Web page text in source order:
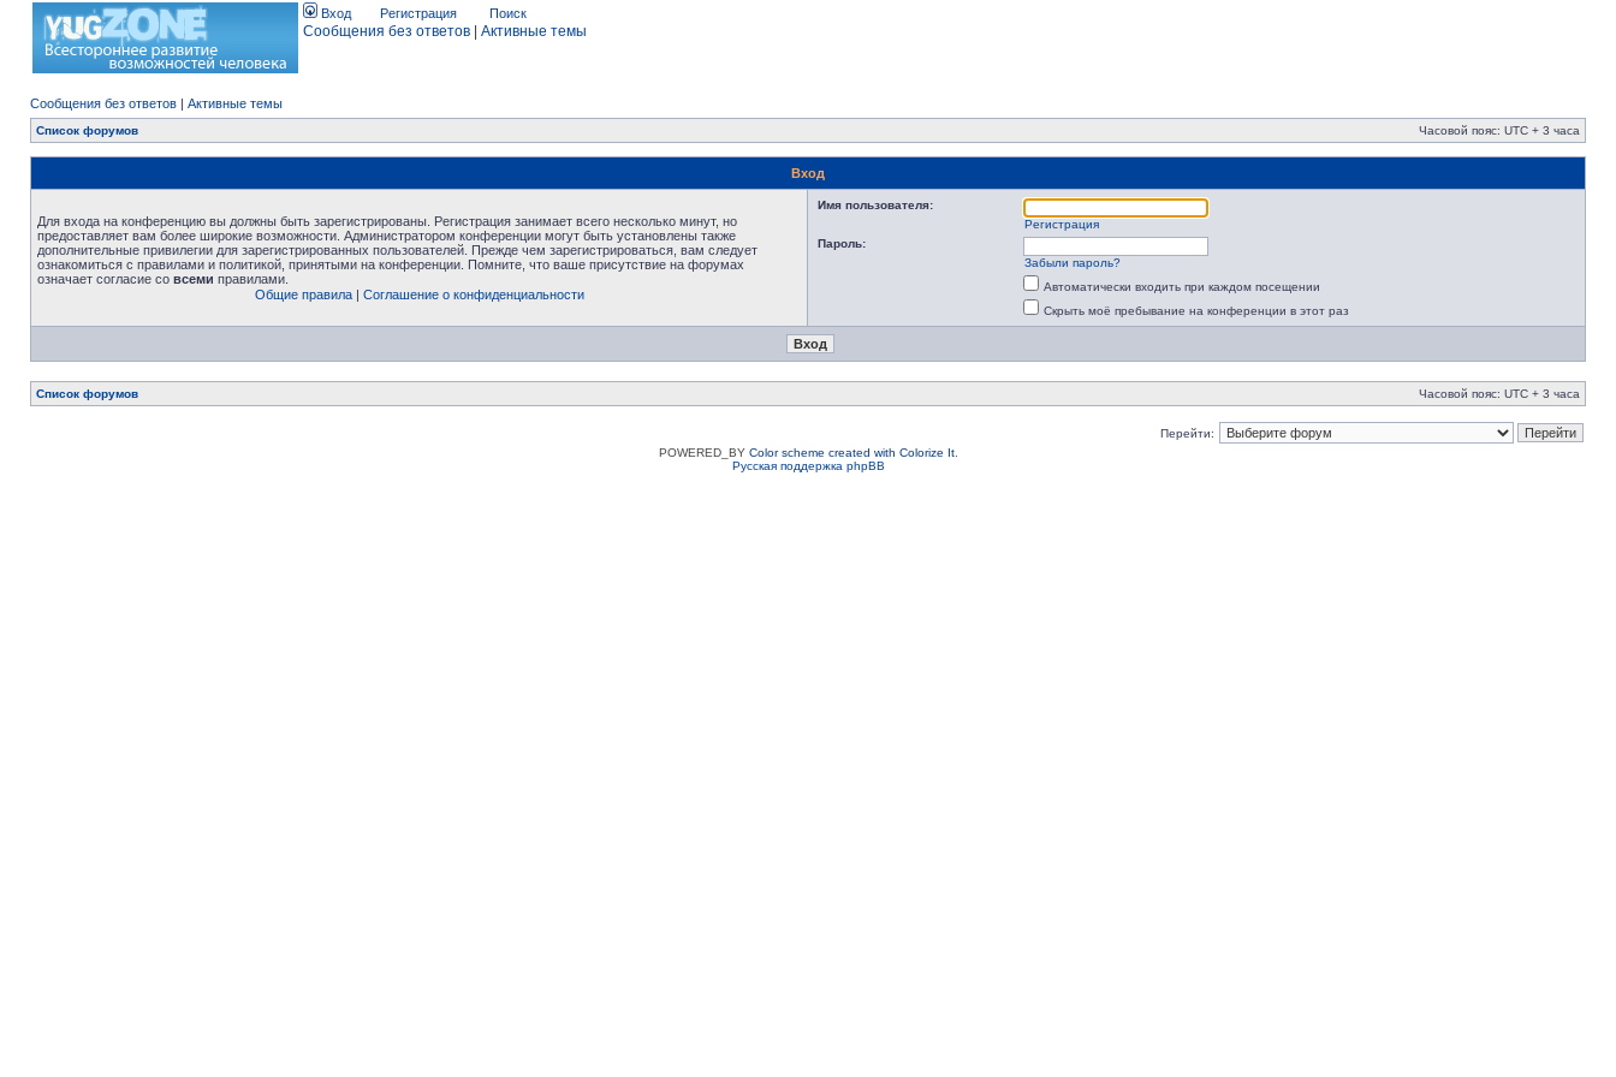
Вход Регистрация Поиск
Сообщения без ответов Активные темы
Сообщения без ответов | Активные темы
Список форумов Часовой пояс: UTC + 3 часа
Вход
Для входа на конференцию вы должны быть зарегистрированы. Регистрация занимает всего несколько минут, но
предоставляет вам более широкие возможности. Администратором конференции могут быть установлены также
дополнительные привилегии для зарегистрированных пользователей. Прежде чем зарегистрироваться, вам следует
ознакомиться с правилами и политикой, принятыми на конференции. Помните, что ваше присутствие на форумах
означает согласие со всеми правилами.
Общие правила| Соглашение о конфиденциальности
Имя пользователя:
Регистрация
Пароль:
Забыли пароль?
Автоматически входить при каждом посещении
Скрыть моё пребывание на конференции в этот раз
Список форумов Часовой пояс: UTC + 3 часа
Перейти:
POWERED_BY Color scheme created with Colorize It.
Русская поддержка phpBB